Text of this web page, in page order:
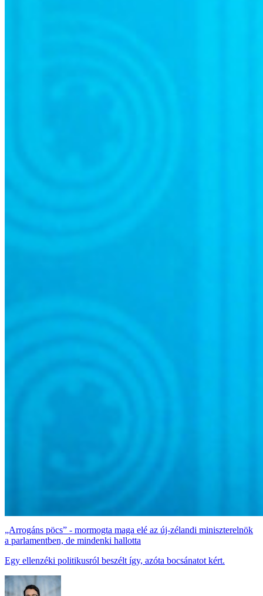
„Arrogáns pöcs” - mormogta maga elé az új-zélandi miniszterelnök
a parlamentben, de mindenki hallotta
Egy ellenzéki politikusról beszélt így, azóta bocsánatot kért.